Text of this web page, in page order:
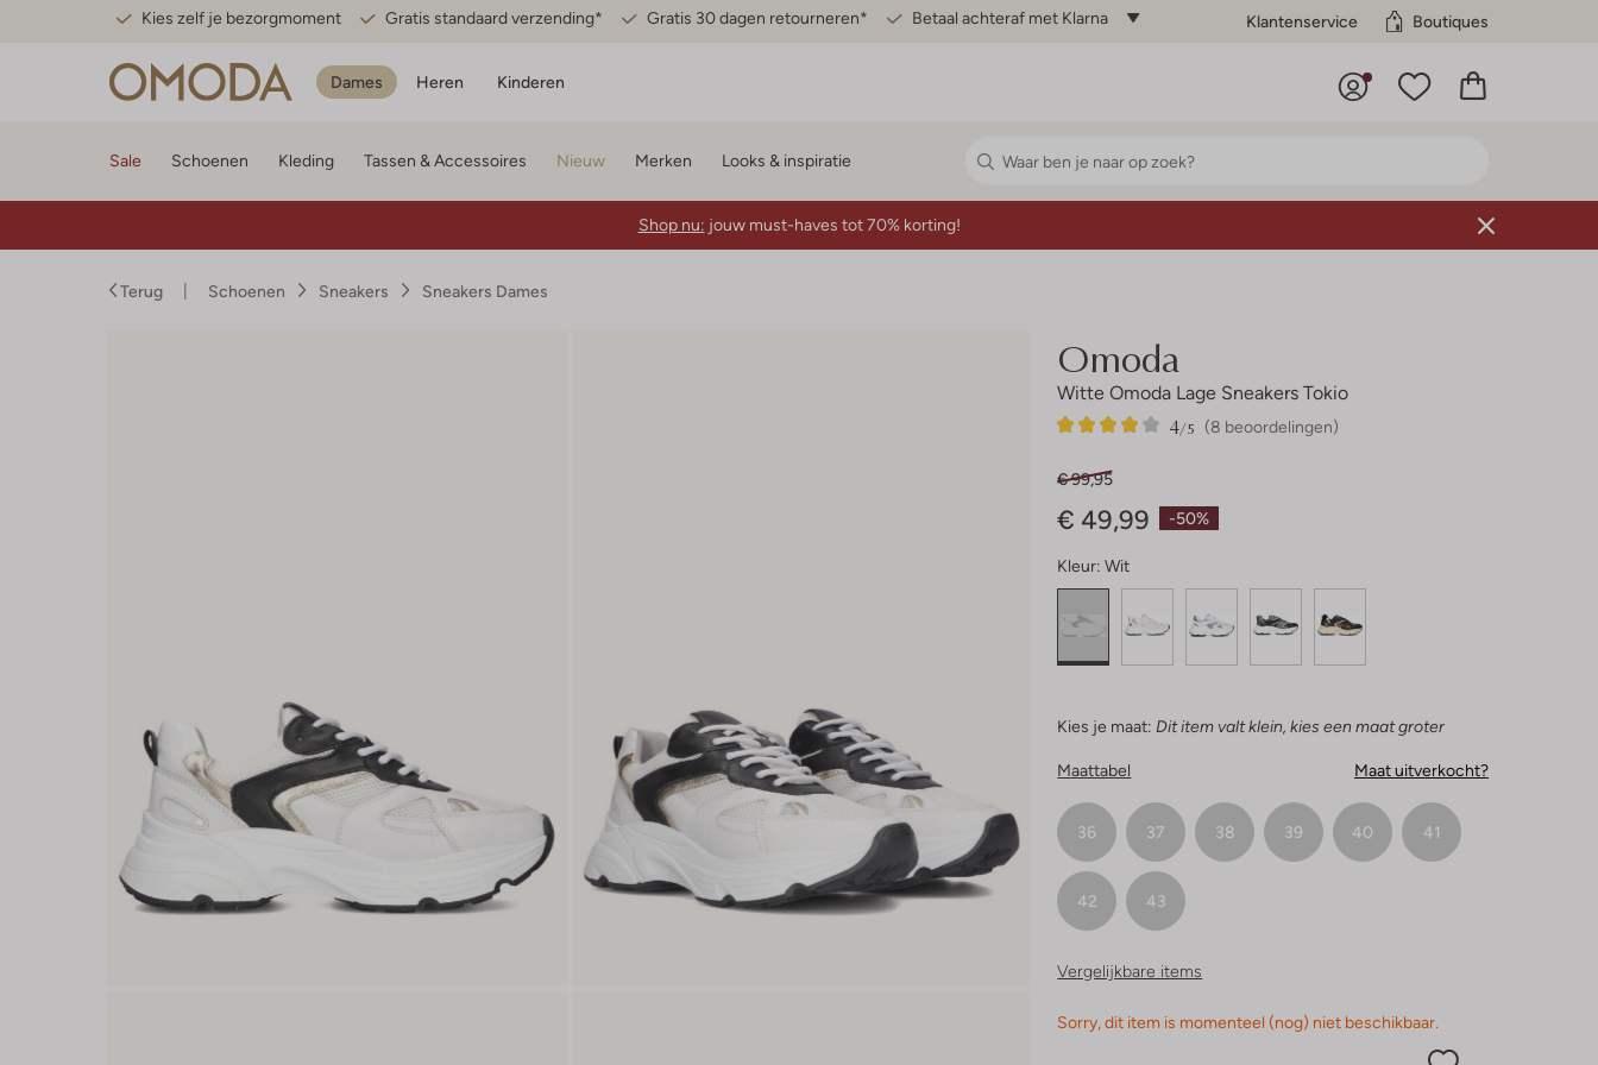
Kies zelf je bezorgmoment Gratis standaard verzending* Gratis 30 dagen retourneren* Betaal achteraf met Klarna Klantenservice Boutiques
Dames Heren Kinderen
Sale Schoenen Kleding Tassen & Accessoires Nieuw Merken Looks & inspiratie
Shop nu: jouw must-haves tot 70% korting!
Terug Schoenen Sneakers Sneakers Dames
Omoda
Witte Omoda Lage Sneakers Tokio
(8 beoordelingen)
4/5
8
4
-50%
€ 99,95
€ 49,99
Kleur: Wit
Kies je maat: Dit item valt klein, kies een maat groter
Maattabel Maat uitverkocht?
36 37 38 39 40 41
42 43
Vergelijkbare items
Sorry, dit item is momenteel (nog) niet beschikbaar.